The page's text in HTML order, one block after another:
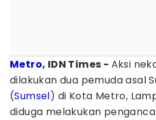
Metro, IDN Times - Aksi
dilakukan dua pemuda asal
(Sumsel) di Kota Metro,
diduga melakukan